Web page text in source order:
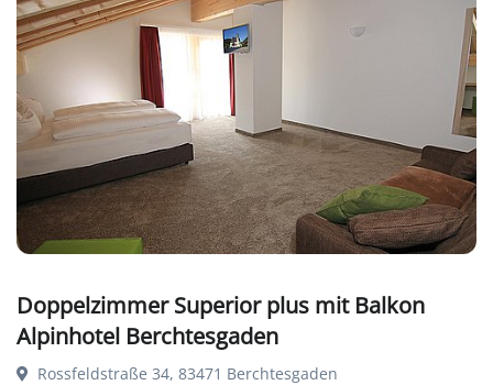
Doppelzimmer Superior plus mit Balkon
Alpinhotel Berchtesgaden
Rossfeldstraße 34, 83471 Berchtesgaden